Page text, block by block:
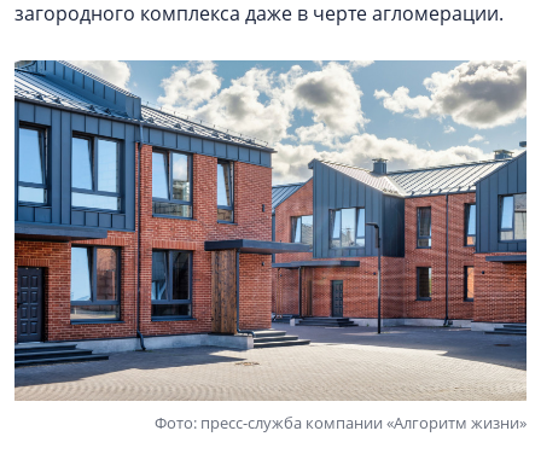
загородного комплекса даже в черте агломерации.
Фото: пресс-служба компании «Алгоритм жизни»